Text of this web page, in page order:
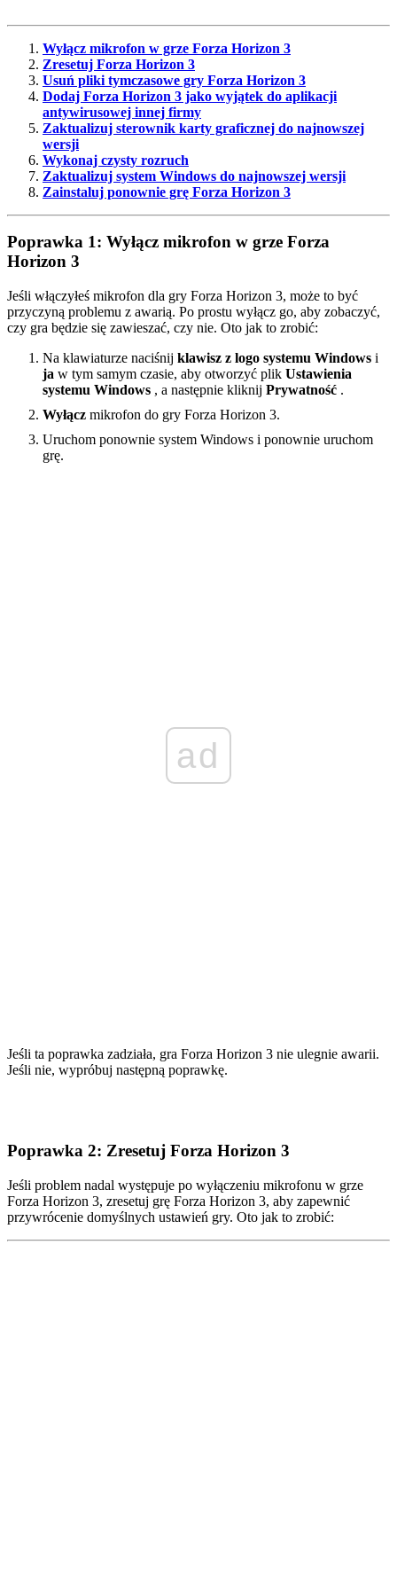
Wyłącz mikrofon w grze Forza Horizon 3
Zresetuj Forza Horizon 3
Usuń pliki tymczasowe gry Forza Horizon 3
Dodaj Forza Horizon 3 jako wyjątek do aplikacji
antywirusowej innej firmy
Zaktualizuj sterownik karty graficznej do najnowszej
wersji
Wykonaj czysty rozruch
Zaktualizuj system Windows do najnowszej wersji
Zainstaluj ponownie grę Forza Horizon 3
Poprawka 1: Wyłącz mikrofon w grze Forza
Horizon 3
Jeśli włączyłeś mikrofon dla gry Forza Horizon 3, może to być
przyczyną problemu z awarią. Po prostu wyłącz go, aby zobaczyć,
czy gra będzie się zawieszać, czy nie. Oto jak to zrobić:
Na klawiaturze naciśnij klawisz z logo systemu Windows i
ja w tym samym czasie, aby otworzyć plik Ustawienia
systemu Windows , a następnie kliknij Prywatność .
Wyłącz mikrofon do gry Forza Horizon 3.
Uruchom ponownie system Windows i ponownie uruchom
grę.
ad
Jeśli ta poprawka zadziała, gra Forza Horizon 3 nie ulegnie awarii.
Jeśli nie, wypróbuj następną poprawkę.
Poprawka 2: Zresetuj Forza Horizon 3
Jeśli problem nadal występuje po wyłączeniu mikrofonu w grze
Forza Horizon 3, zresetuj grę Forza Horizon 3, aby zapewnić
przywrócenie domyślnych ustawień gry. Oto jak to zrobić: